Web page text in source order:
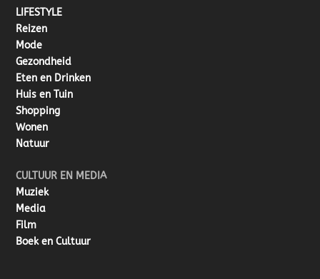
LIFESTYLE
Reizen
Mode
Gezondheid
Eten en Drinken
Huis en Tuin
Shopping
Wonen
Natuur
CULTUUR EN MEDIA
Muziek
Media
Film
Boek en Cultuur